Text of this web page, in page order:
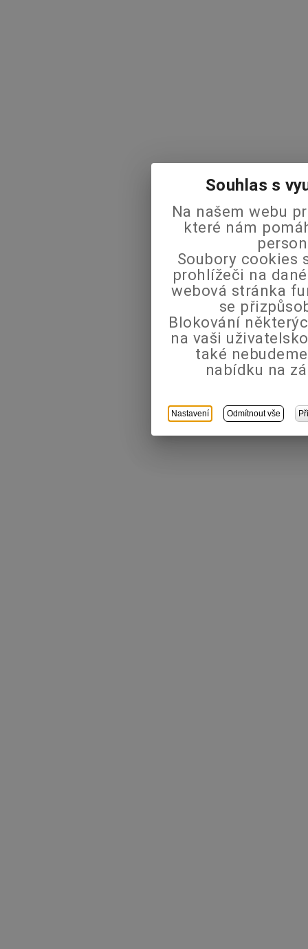
Souhlas s
Na našem webu
které nám
Soubory cookies
prohlížeči na
webová stránka
se
Blokování
na vaši
také
nabídku na
Nastavení Odmítnout vše